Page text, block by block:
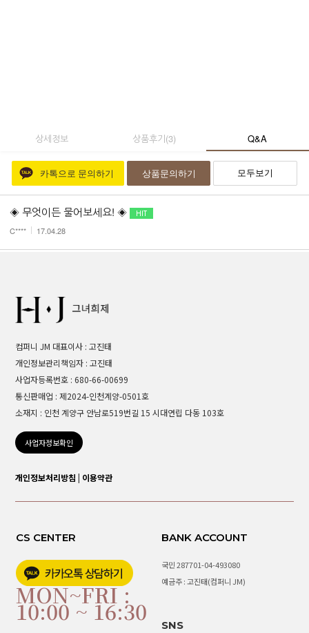
상세정보 상품후기(3) Q&A
카톡으로 문의하기 상품문의하기 모두보기
◈ 무엇이든 물어보세요! ◈
C**** 17.04.28
컴퍼니 JM 대표이사 : 고진태
개인정보관리책임자 : 고진태
사업자등록번호 : 680-66-00699
통신판매업 : 제2024-인천계양-0501호
소재지 : 인천 계양구 안남로519번길 15 시대연립 다동 103호
사업자정보확인
개인정보처리방침 | 이용약관
CS CENTER
MON~FRI :
10:00 ~ 16:30
BANK ACCOUNT
국민 287701-04-493080
예금주 : 고진태(컴퍼니 JM)
SNS